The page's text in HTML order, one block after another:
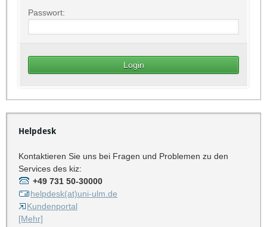
Passwort:
Helpdesk
Kontaktieren Sie uns bei Fragen und Problemen zu den
Services des kiz:
+49 731 50-30000
helpdesk(at)uni-ulm.de
Kundenportal
[Mehr]